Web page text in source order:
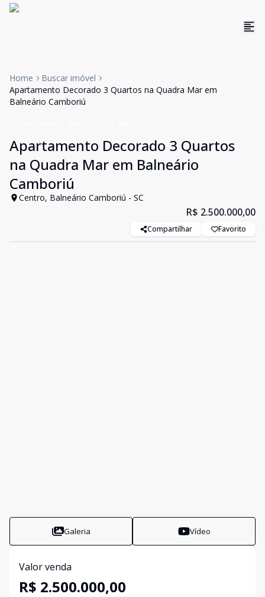
Home
Buscar imóvel
Apartamento Decorado 3 Quartos na Quadra Mar em
Balneário Camboriú
Apartamento Decorado 3 Quartos
na Quadra Mar em Balneário
Camboriú
Centro, Balneário Camboriú - SC
R$ 2.500.000,00
Compartilhar Favorito
Galeria Vídeo
Valor venda
R$ 2.500.000,00